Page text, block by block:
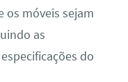
os móveis sejam
as
do